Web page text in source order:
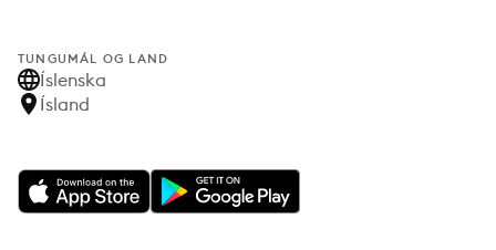
TUNGUMÁL OG LAND
Íslenska
Ísland